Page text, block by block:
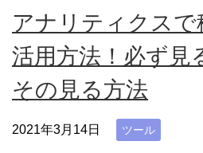
アナリティクスで
活用方法！必ず見
その見る方法
2021年3月14日 ツール